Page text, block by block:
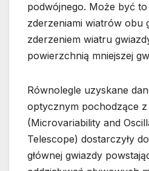
podwójnego. Może być
zderzeniami wiatrów obu
zderzeniem wiatru
powierzchnią mniejszej
Równolegle uzyskane
optycznym pochodzące
(Microvariability and
Telescope) dostarczyły
głównej gwiazdy